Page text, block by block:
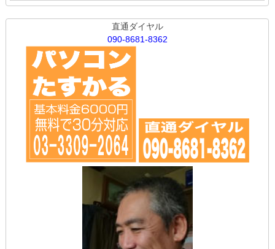
直通ダイヤル
090-8681-8362